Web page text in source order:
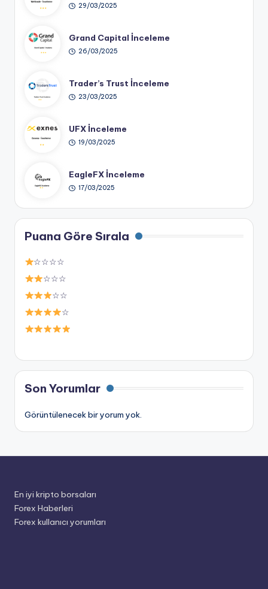
29/03/2025
Grand Capital İnceleme
26/03/2025
Trader’s Trust İnceleme
23/03/2025
UFX İnceleme
19/03/2025
EagleFX İnceleme
17/03/2025
Puana Göre Sırala
☆☆☆☆
☆☆☆
☆☆
☆
Son Yorumlar
Görüntülenecek bir yorum yok.
En iyi kripto borsaları
Forex Haberleri
Forex kullanıcı yorumları